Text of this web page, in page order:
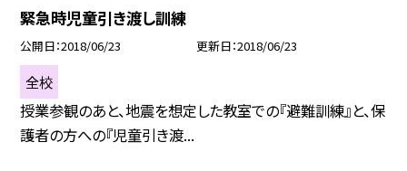
緊急時児童引き渡し訓練
公開日 2018/06/23 更新日 2018/06/23
全校
授業参観のあと、地震を想定した教室での『避難訓練』と、保
護者の方への『児童引き渡...